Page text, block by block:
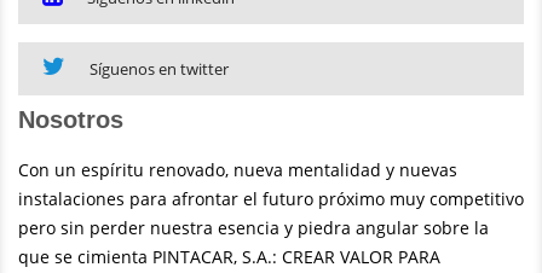
Síguenos en twitter
Nosotros
Con un espíritu renovado, nueva mentalidad y nuevas
instalaciones para afrontar el futuro próximo muy competitivo
pero sin perder nuestra esencia y piedra angular sobre la
que se cimienta PINTACAR, S.A.: CREAR VALOR PARA